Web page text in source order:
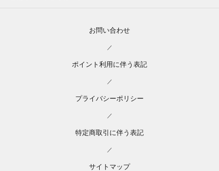
お問い合わせ
／
ポイント利用に伴う表記
／
プライバシーポリシー
／
特定商取引に伴う表記
／
サイトマップ